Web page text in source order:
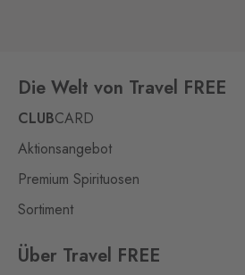
Die Welt von Travel FREE
CLUBCARD
Aktionsangebot
Premium Spirituosen
Sortiment
Über Travel FREE